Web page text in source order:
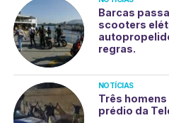
Barcas
scooters
regras.
NOTÍCIAS
Três
prédio da